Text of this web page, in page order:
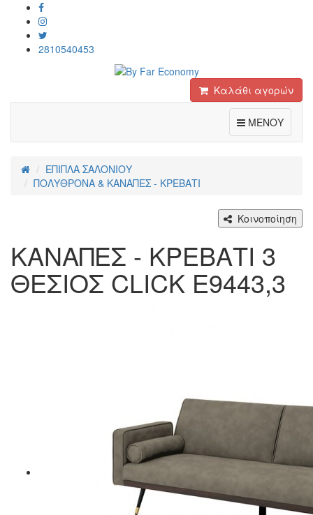
2810540453
Καλάθι αγορών
ΜΕΝΟΥ
ΕΠΙΠΛΑ ΣΑΛΟΝΙΟΥ
ΠΟΛΥΘΡΟΝΑ & ΚΑΝΑΠΕΣ - ΚΡΕΒΑΤΙ
Κοινοποίηση
KANAΠΕΣ - ΚΡΕΒΑΤΙ 3
ΘΕΣΙΟΣ CLICK Ε9443,3